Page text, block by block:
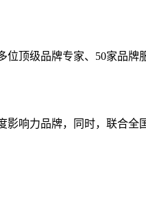
顶级品牌专家、50家品牌
响力品牌，同时，联合全